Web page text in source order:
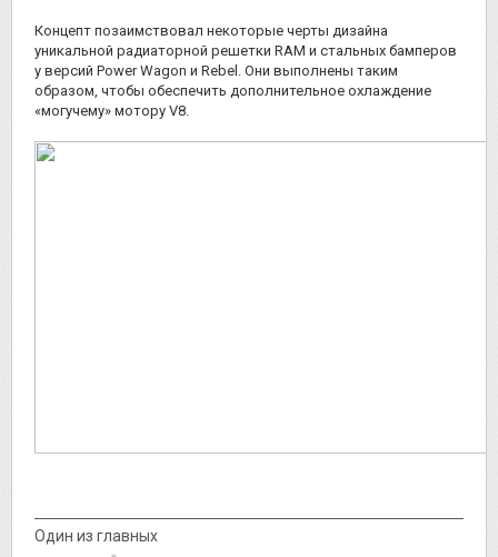
Концепт позаимствовал некоторые черты дизайна
уникальной радиаторной решетки RAM и стальных бамперов
у версий Power Wagon и Rebel. Они выполнены таким
образом, чтобы обеспечить дополнительное охлаждение
«могучему» мотору V8.
Один из главных